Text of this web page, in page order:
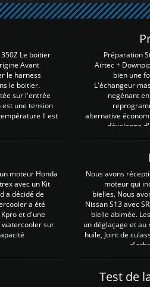
Le boitier
Avant
le harness
le boitier.
sur l'entrée
une tension
Il est
Préparation
Airtec +
bien une
L'échangeur
negénant
alternative
développe
moteur Honda
avec un Kit
a décidé de
a été
et d'une
watercooler sur
Nous avons
moteur qui
bielles. Nous
Nissan S13 avec
bielle abimée.
un déglaçage et
huile, Joint de
Test de